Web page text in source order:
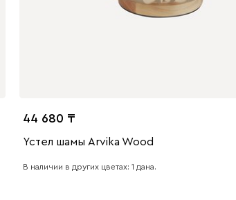
44 680
Үстел шамы Arvika Wood
В наличии в других цветах: 1 дана.